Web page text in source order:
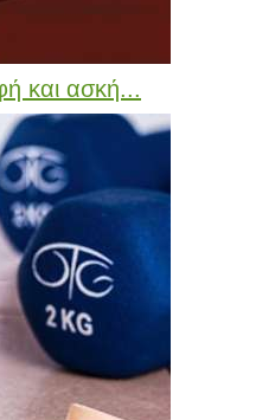
και ασκή...